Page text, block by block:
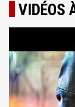
VIDÉOS